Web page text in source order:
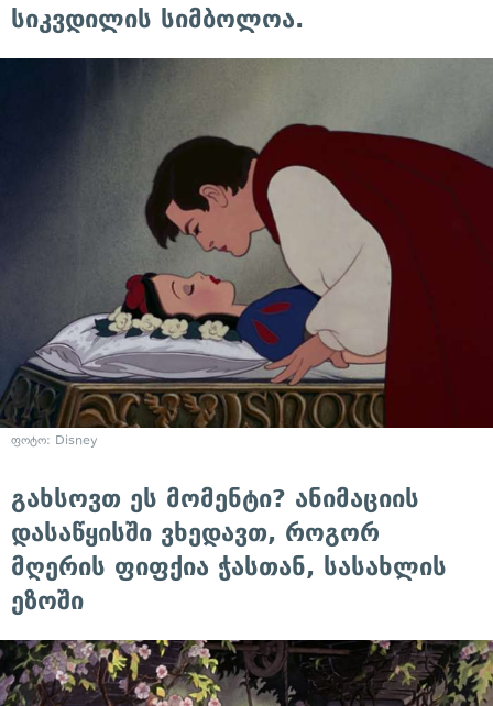
სიკვდილის სიმბოლოა.
ფოტო: Disney
გახსოვთ ეს მომენტი? ანიმაციის
დასაწყისში ვხედავთ, როგორ
მღერის ფიფქია ჭასთან, სასახლის
ეზოში